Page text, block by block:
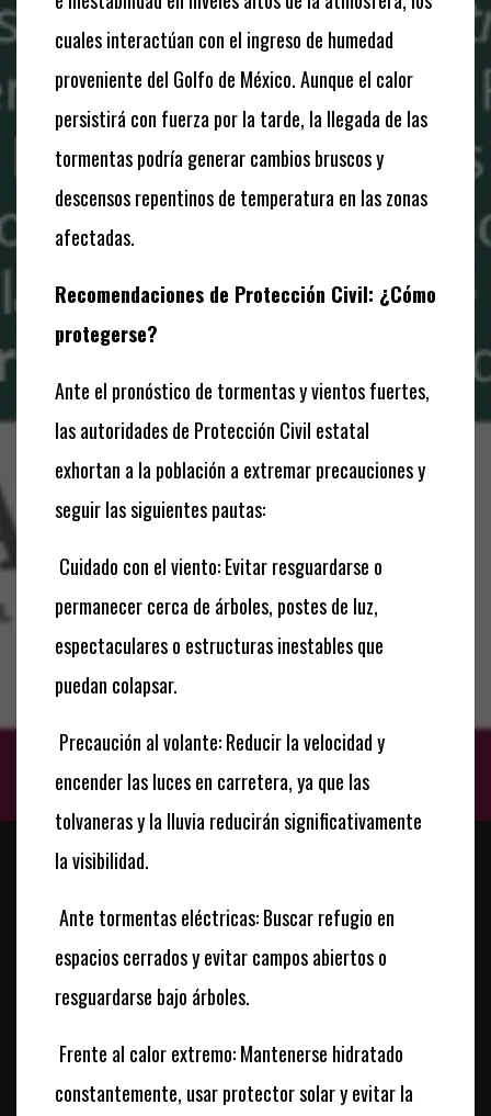
cuales interactúan con el ingreso de humedad
proveniente del Golfo de México. Aunque el calor
persistirá con fuerza por la tarde, la llegada de las
tormentas podría generar cambios bruscos y
descensos repentinos de temperatura en las zonas
afectadas.
Recomendaciones de Protección Civil: ¿Cómo
protegerse?
Ante el pronóstico de tormentas y vientos fuertes,
las autoridades de Protección Civil estatal
exhortan a la población a extremar precauciones y
seguir las siguientes pautas:
Cuidado con el viento: Evitar resguardarse o
permanecer cerca de árboles, postes de luz,
espectaculares o estructuras inestables que
puedan colapsar.
Precaución al volante: Reducir la velocidad y
encender las luces en carretera, ya que las
tolvaneras y la lluvia reducirán significativamente
la visibilidad.
Ante tormentas eléctricas: Buscar refugio en
espacios cerrados y evitar campos abiertos o
resguardarse bajo árboles.
Frente al calor extremo: Mantenerse hidratado
constantemente, usar protector solar y evitar la